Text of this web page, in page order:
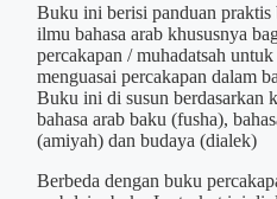
Buku ini berisi panduan praktis
ilmu bahasa arab khususnya
percakapan / muhadatsah untuk
menguasai percakapan dalam
Buku ini di susun berdasarkan
bahasa arab baku (fusha),
(amiyah) dan budaya (dialek)
Berbeda dengan buku